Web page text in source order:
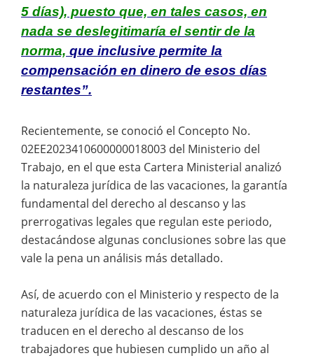
5 días), puesto que, en tales casos, en
nada se deslegitimaría el sentir de la
norma, que inclusive permite la
compensación en dinero de esos días
restantes”.
Recientemente, se conoció el Concepto No.
02EE2023410600000018003 del Ministerio del
Trabajo, en el que esta Cartera Ministerial analizó
la naturaleza jurídica de las vacaciones, la garantía
fundamental del derecho al descanso y las
prerrogativas legales que regulan este periodo,
destacándose algunas conclusiones sobre las que
vale la pena un análisis más detallado.
Así, de acuerdo con el Ministerio y respecto de la
naturaleza jurídica de las vacaciones, éstas se
traducen en el derecho al descanso de los
trabajadores que hubiesen cumplido un año al